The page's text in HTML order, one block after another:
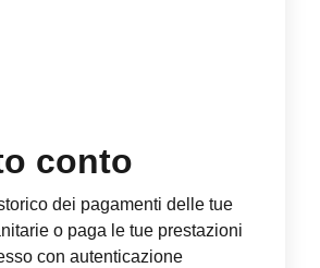
conto
dei pagamenti delle tue
o paga le tue prestazioni
con autenticazione